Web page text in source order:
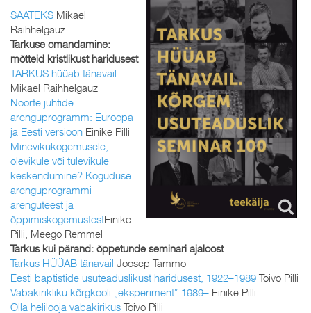
SAATEKS Mikael
Raihhelgauz
Tarkuse omandamine:
mõtteid kristlikust haridusest
TARKUS hüüab tänavail
Mikael Raihhelgauz
Noorte juhtide
arenguprogramm: Euroopa
ja Eesti versioon Einike Pilli
Minevikukogemusele,
olevikule või tulevikule
keskendumine? Koguduse
arenguprogrammi
arenguteest ja
õppimiskogemustestEinike
Pilli, Meego Remmel
Tarkus kui pärand: õppetunde seminari ajaloost
Tarkus HÜÜAB tänavail Joosep Tammo
Eesti baptistide usuteaduslikust haridusest, 1922–1989 Toivo Pilli
Vabakirikliku kõrgkooli „eksperiment“ 1989– Einike Pilli
Olla helilooja vabakirikus Toivo Pilli